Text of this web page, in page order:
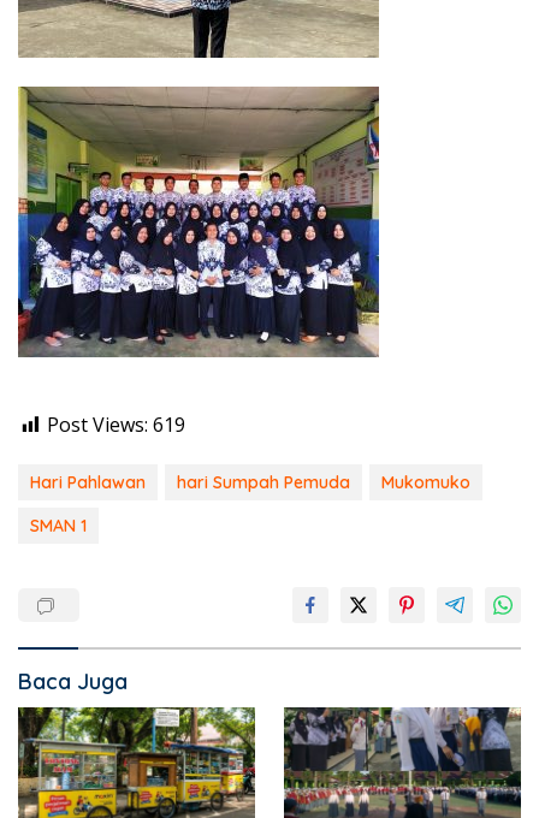
Post Views: 619
Hari Pahlawan hari Sumpah Pemuda
Mukomuko
SMAN 1
Baca Juga